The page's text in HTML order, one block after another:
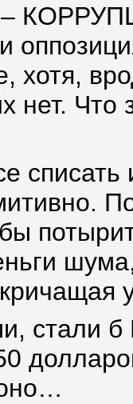
нет.
стали